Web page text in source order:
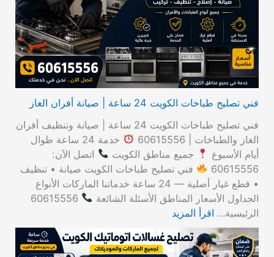
فني تصليح طباخات الكويت 24 ساعة | صيانة أفران الغاز
فني تصليح طباخات الكويت 24 ساعة | صيانة وتنظيف أفران
الغاز والطباخات | 60615556
خدمة 24 ساعة طوال
أيام الأسبوع
جميع مناطق الكويت
اتصل الآن:
60615556
فني تصليح طباخات الكويت صيانة • تنظيف
• قطع غيار أصلية — 24 ساعة خدماتنا الماركات الأنواع
الجداول الأسعار المناطق الأسئلة الشائعة
60615556
الرئيسية… اقرأ المزيد